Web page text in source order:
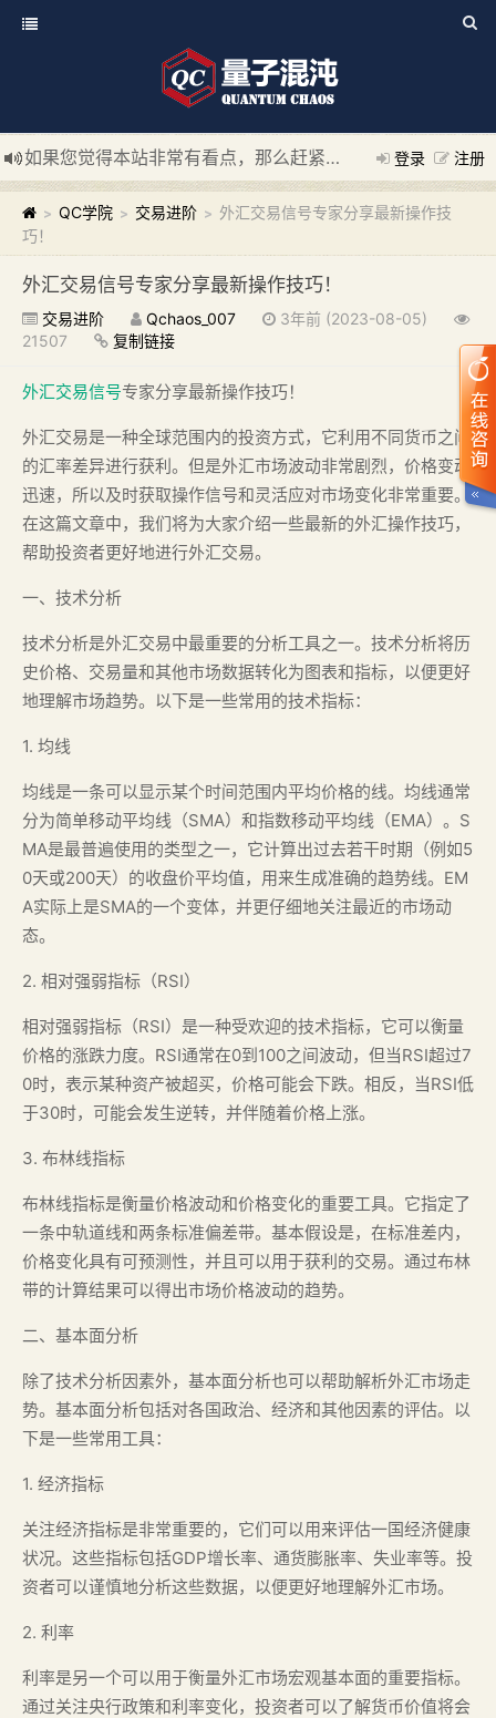
登录 注册
如果您觉得本站非常有看点，那么赶紧使用Ctrl+D 收藏我们吧
新添加量子混沌系统板块，欢迎大家访问！
---“量子混沌系
> QC学院 > 交易进阶 > 外汇交易信号专家分享最新操作技
巧！
外汇交易信号专家分享最新操作技巧！
交易进阶 Qchaos_007
3年前 (2023-08-05)
21507
复制链接
外汇交易信号专家分享最新操作技巧！
外汇交易是一种全球范围内的投资方式，它利用不同货币之间
的汇率差异进行获利。但是外汇市场波动非常剧烈，价格变动
迅速，所以及时获取操作信号和灵活应对市场变化非常重要。
在这篇文章中，我们将为大家介绍一些最新的外汇操作技巧，
帮助投资者更好地进行外汇交易。
一、技术分析
技术分析是外汇交易中最重要的分析工具之一。技术分析将历
史价格、交易量和其他市场数据转化为图表和指标，以便更好
地理解市场趋势。以下是一些常用的技术指标：
1. 均线
均线是一条可以显示某个时间范围内平均价格的线。均线通常
分为简单移动平均线（SMA）和指数移动平均线（EMA）。S
MA是最普遍使用的类型之一，它计算出过去若干时期（例如5
0天或200天）的收盘价平均值，用来生成准确的趋势线。EM
A实际上是SMA的一个变体，并更仔细地关注最近的市场动
态。
2. 相对强弱指标（RSI）
相对强弱指标（RSI）是一种受欢迎的技术指标，它可以衡量
价格的涨跌力度。RSI通常在0到100之间波动，但当RSI超过7
0时，表示某种资产被超买，价格可能会下跌。相反，当RSI低
于30时，可能会发生逆转，并伴随着价格上涨。
3. 布林线指标
布林线指标是衡量价格波动和价格变化的重要工具。它指定了
一条中轨道线和两条标准偏差带。基本假设是，在标准差内，
价格变化具有可预测性，并且可以用于获利的交易。通过布林
带的计算结果可以得出市场价格波动的趋势。
二、基本面分析
除了技术分析因素外，基本面分析也可以帮助解析外汇市场走
势。基本面分析包括对各国政治、经济和其他因素的评估。以
下是一些常用工具：
1. 经济指标
关注经济指标是非常重要的，它们可以用来评估一国经济健康
状况。这些指标包括GDP增长率、通货膨胀率、失业率等。投
资者可以谨慎地分析这些数据，以便更好地理解外汇市场。
2. 利率
利率是另一个可以用于衡量外汇市场宏观基本面的重要指标。
通过关注央行政策和利率变化，投资者可以了解货币价值将会